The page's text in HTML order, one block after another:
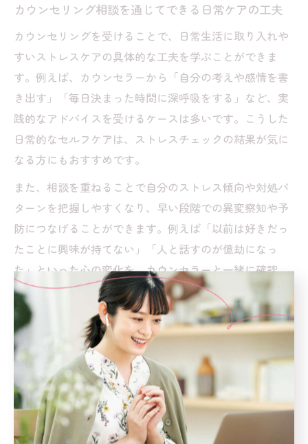
カウンセリング相談を通じてできる日常ケアの工夫
カウンセリングを受けることで、日常生活に取り入れや
すいストレスケアの具体的な工夫を学ぶことができま
す。例えば、カウンセラーから「自分の考えや感情を書
き出す」「毎日決まった時間に深呼吸をする」など、実
践的なアドバイスを受けるケースは多いです。こうした
日常的なセルフケアは、ストレスチェックの結果が気に
なる方にもおすすめです。
また、相談を重ねることで自分のストレス傾向や対処パ
ターンを把握しやすくなり、早い段階での異変察知や予
防につなげることができます。例えば「以前は好きだっ
たことに興味が持てない」「人と話すのが億劫になっ
た」といった心の変化を、カウンセラーと一緒に確認
し、具体的な改善策を考えられます。
日常ケアの継続には、無理なくできる範囲から始めるこ
とがポイントです。カウンセリングを通じて得た方法を
家族や同僚と共有することで、身近なサポート体制を整
える工夫も有効です。プライバシー保護や相談内容の秘
密保持についても、事前に確認しておくと安心して利用
できます。